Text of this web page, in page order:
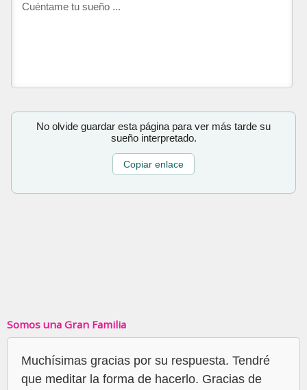
No olvide guardar esta página para ver más tarde su
sueño interpretado.
Copiar enlace
Somos una Gran Familia
Muchísimas gracias por su respuesta. Tendré
que meditar la forma de hacerlo. Gracias de